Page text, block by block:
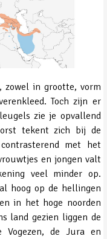
in grootte, vorm
Toch zijn er
zie je opvallend
tekent zich bij de
met het
en jongen valt
veel minder op.
hoog op de hellingen
in het hoge noorden
land gezien liggen de
Vogezen, de Jura en